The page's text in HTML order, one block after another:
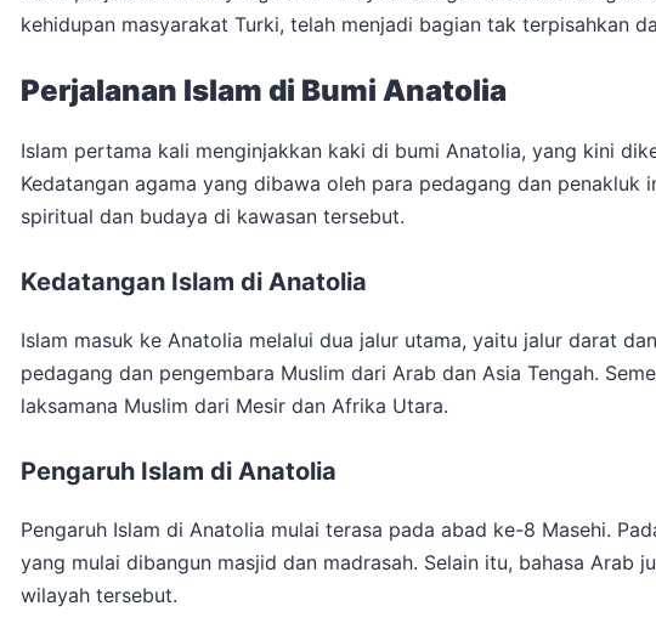
kehidupan masyarakat Turki, telah menjadi bagian tak terpisahkan
Perjalanan Islam di Bumi Anatolia
Islam pertama kali menginjakkan kaki di bumi Anatolia, yang kini
Kedatangan agama yang dibawa oleh para pedagang dan penakluk
spiritual dan budaya di kawasan tersebut.
Kedatangan Islam di Anatolia
Islam masuk ke Anatolia melalui dua jalur utama, yaitu jalur darat
pedagang dan pengembara Muslim dari Arab dan Asia Tengah.
laksamana Muslim dari Mesir dan Afrika Utara.
Pengaruh Islam di Anatolia
Pengaruh Islam di Anatolia mulai terasa pada abad ke-8 Masehi.
yang mulai dibangun masjid dan madrasah. Selain itu, bahasa Arab
wilayah tersebut.